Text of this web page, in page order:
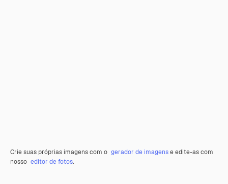
Crie suas próprias imagens com o gerador de imagense edite-as com
nosso editor de fotos.